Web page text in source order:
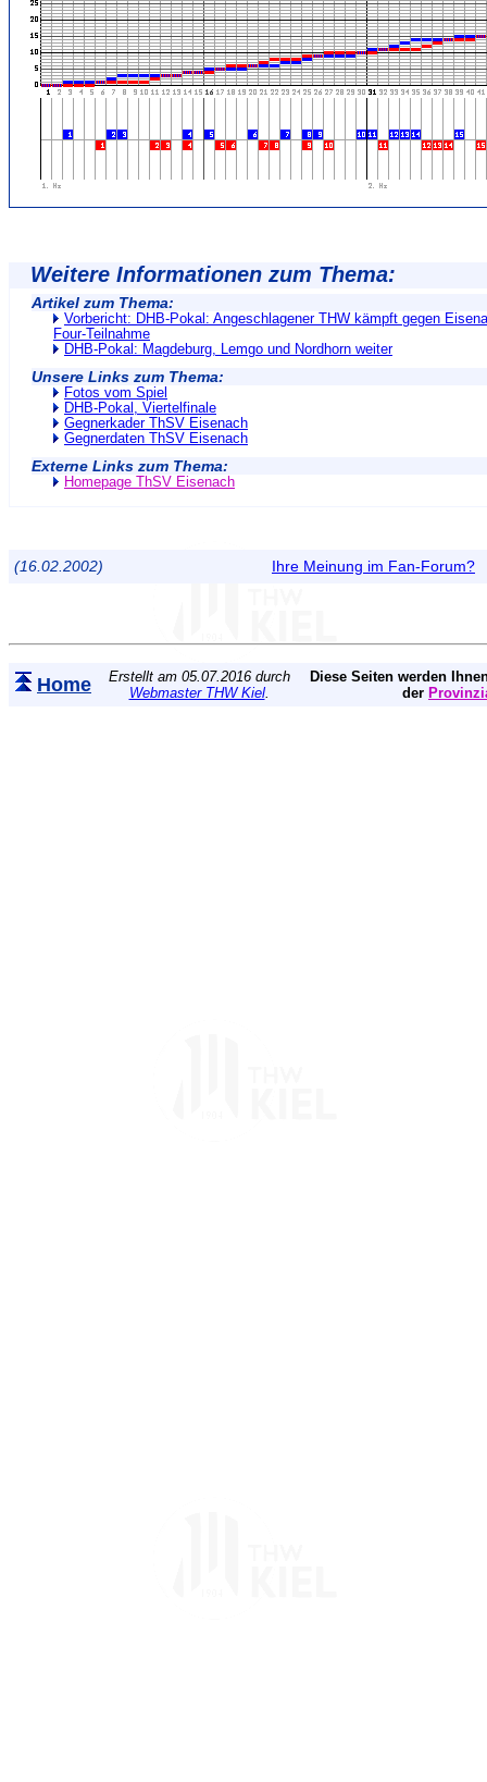
Weitere Informationen zum Thema:
Artikel zum Thema:
Vorbericht: DHB-Pokal: Angeschlagener THW kämpft gegen
Four-Teilnahme
DHB-Pokal: Magdeburg, Lemgo und Nordhorn weiter
Unsere Links zum Thema:
Fotos vom Spiel
DHB-Pokal, Viertelfinale
Gegnerkader ThSV Eisenach
Gegnerdaten ThSV Eisenach
Externe Links zum Thema:
Homepage ThSV Eisenach
(16.02.2002) Ihre Meinung im Fan-Forum?
Home
Erstellt am 05.07.2016 durch
Webmaster THW Kiel.
Diese Seiten werden
der